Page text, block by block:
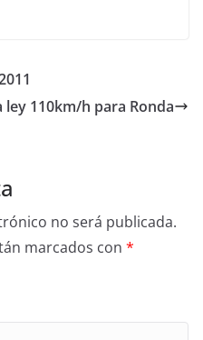
110km/h para Ronda
no será publicada.
marcados con *